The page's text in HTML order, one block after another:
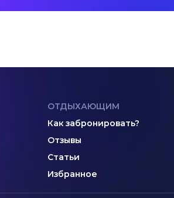
ОТДЫХАЮЩИМ
Как забронировать?
Отзывы
Статьи
Избранное